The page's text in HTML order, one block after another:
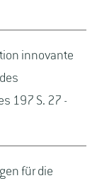
innovante
197 S. 27 -
für die